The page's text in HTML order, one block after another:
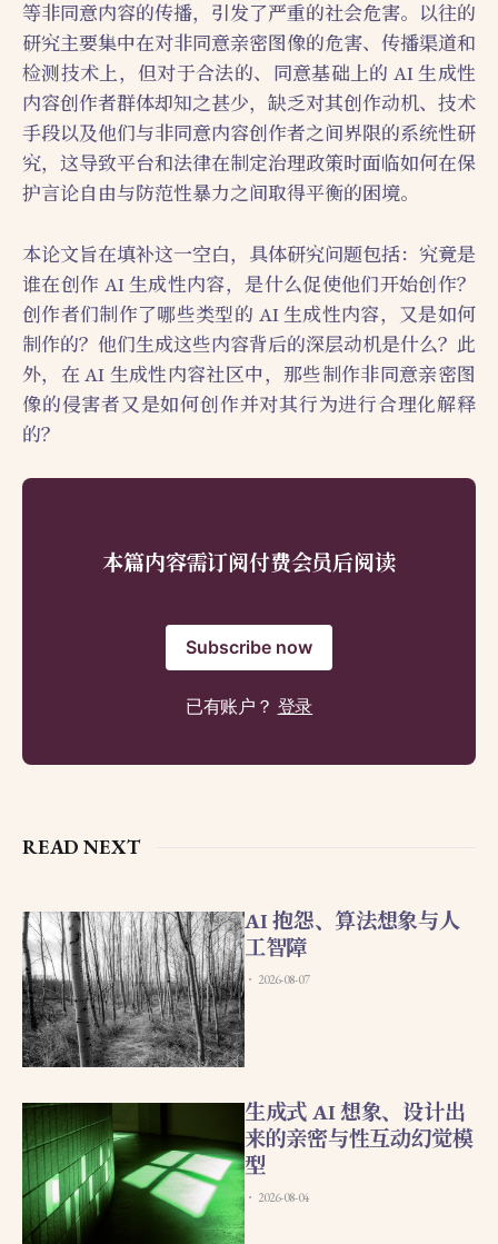
等非同意内容的传播，引发了严重的社会危害。以往的
研究主要集中在对非同意亲密图像的危害、传播渠道和
检测技术上，但对于合法的、同意基础上的 AI 生成性
内容创作者群体却知之甚少，缺乏对其创作动机、技术
手段以及他们与非同意内容创作者之间界限的系统性研
究，这导致平台和法律在制定治理政策时面临如何在保
护言论自由与防范性暴力之间取得平衡的困境。
本论文旨在填补这一空白，具体研究问题包括：究竟是
谁在创作 AI 生成性内容，是什么促使他们开始创作？
创作者们制作了哪些类型的 AI 生成性内容，又是如何
制作的？他们生成这些内容背后的深层动机是什么？此
外，在 AI 生成性内容社区中，那些制作非同意亲密图
像的侵害者又是如何创作并对其行为进行合理化解释
的？
本篇内容需订阅付费会员后阅读
Subscribe now
已有账户？ 登录
READ NEXT
AI 抱怨、算法想象与人
工智障
2026-08-07
生成式 AI 想象、设计出
来的亲密与性互动幻觉模
型
2026-08-04